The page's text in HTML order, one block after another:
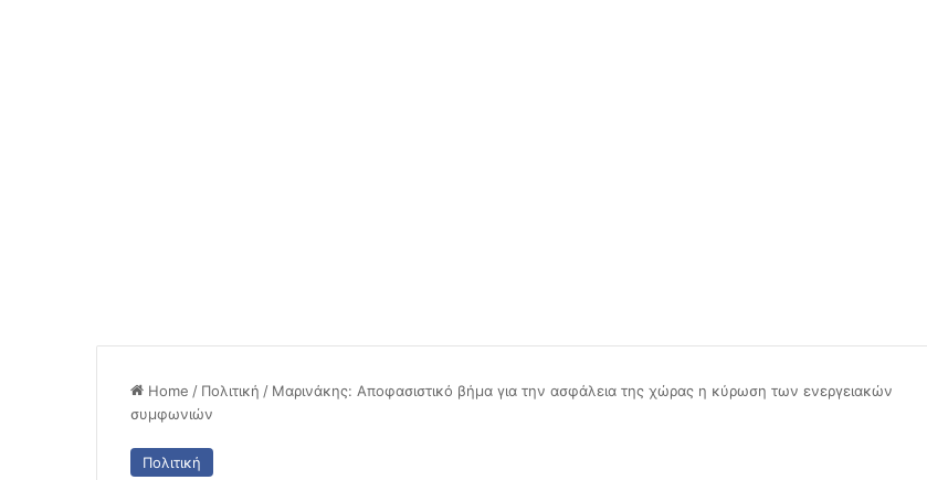
Home / Πολιτική / Μαρινάκης: Αποφασιστικό βήμα για την ασφάλεια της χώρας η κύρωση των ενεργειακών
συμφωνιών
Πολιτική